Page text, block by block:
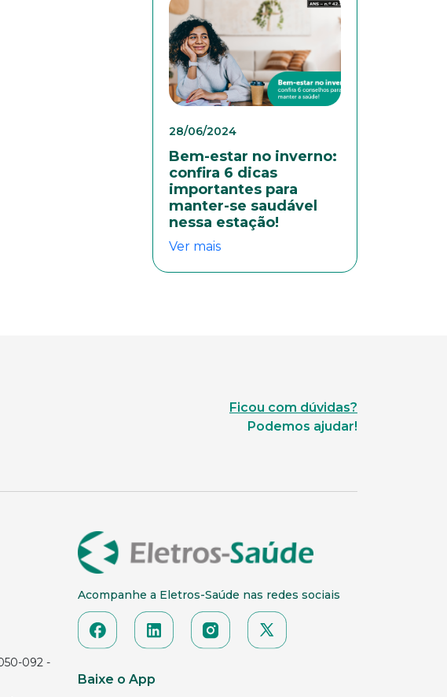
28/06/2024
Bem-estar no inverno:
confira 6 dicas
importantes para
manter-se saudável
nessa estação!
Ver mais
Ficou com dúvidas?
Podemos ajudar!
092 -
Acompanhe a Eletros-Saúde nas redes sociais
Baixe o App